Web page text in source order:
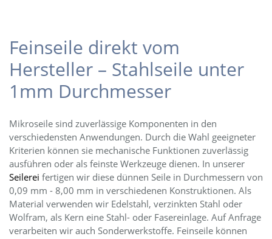
Feinseile direkt vom
Hersteller – Stahlseile unter
1mm Durchmesser
Mikroseile sind zuverlässige Komponenten in den
verschiedensten Anwendungen. Durch die Wahl geeigneter
Kriterien können sie mechanische Funktionen zuverlässig
ausführen oder als feinste Werkzeuge dienen. In unserer
Seilerei fertigen wir diese dünnen Seile in Durchmessern von
0,09 mm - 8,00 mm in verschiedenen Konstruktionen. Als
Material verwenden wir Edelstahl, verzinkten Stahl oder
Wolfram, als Kern eine Stahl- oder Fasereinlage. Auf Anfrage
verarbeiten wir auch Sonderwerkstoffe. Feinseile können